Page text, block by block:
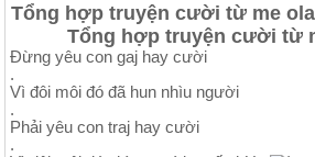
Tổng hợp truyện cười từ me ola
Tổng hợp truyện cười từ
Đừng yêu con gaj hay cười
.
Vì đôi môi đó đã hun nhìu người
.
Phải yêu con traj hay cười
.